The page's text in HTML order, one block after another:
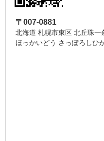
〒007-0881
北海道 札幌市東区 北丘珠一
ほっかいどう さっぽろしひ